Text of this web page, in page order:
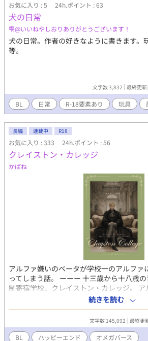
お気に入り : 5 24h.ポイント : 63
犬の日常
雫@いいねやしおりありがとうございます！
犬の日常。作者の好きなように書きます。
等。
文字数 3,832 最終更
BL 日常 R-18要素あり 玩具
長編 連載中 R18
お気に入り : 333 24h.ポイント : 56
クレイストン・カレッジ
かばね
アルファ嫌いのベータが学校一のアルファ
ってしまう話。 ーーー 十三歳から十八歳
制寄宿学校、クレイストン・カレッジ。
されていた歴史ある名門校も、差別撤廃の
メガを受け入れ始めた現代。 17歳のカイ
ァにいい感情がない。 アルファだらけの
う、必死に努力しては毎学期とも好成績を
日ひょんなことから、学校中で恐れられ『
続きを読む
文字数 145,092 最終更
BL ハッピーエンド
オメガバース